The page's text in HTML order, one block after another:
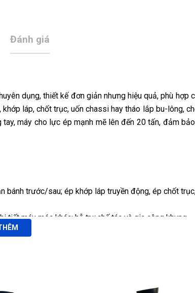
Đánh giá
dụng, thiết kế đơn giản nhưng hiệu quả, phù hợp
láp, chốt trục, uốn chassi hay tháo lắp bu-lông,
máy cho lực ép mạnh mẽ lên đến 20 tấn, đảm
bánh trước/sau; ép khớp láp truyền động, ép chốt
máy móc khác; hỗ trợ chế tác và gia công khung.
chén bi hộp số, hỗ trợ tháo lắp chốt trục bánh sau khi
chỉ cần đưa vào cốp hoặc xe tải nhỏ để thực hiện